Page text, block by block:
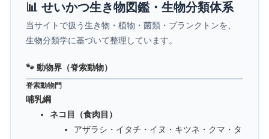
📊 せいかつ生き物図鑑・生物分類体系
当サイトで扱う生き物・植物・菌類・プランクトンを、
生物分類学に基づいて整理しています。
🐾 動物界（脊索動物）
脊索動物門
哺乳綱
ネコ目（食肉目）
アザラシ・イタチ・イヌ・キツネ・クマ・タ